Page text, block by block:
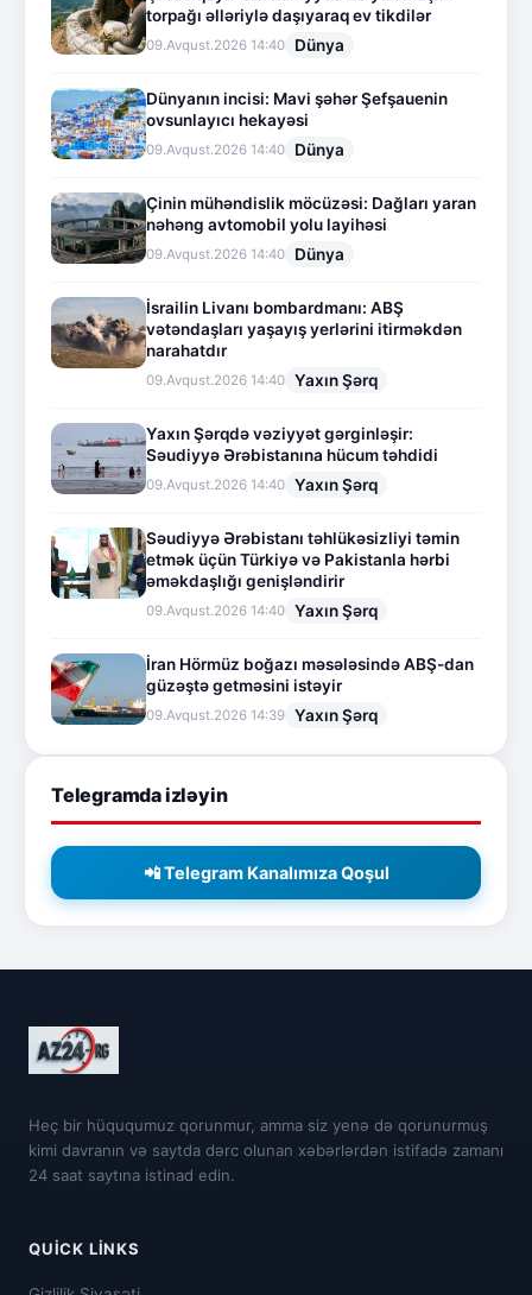
torpağı əlləriylə daşıyaraq ev tikdilər
09.Avqust.2026 14:40 Dünya
Dünyanın incisi: Mavi şəhər Şefşauenin
ovsunlayıcı hekayəsi
09.Avqust.2026 14:40 Dünya
Çinin mühəndislik möcüzəsi: Dağları yaran
nəhəng avtomobil yolu layihəsi
09.Avqust.2026 14:40 Dünya
İsrailin Livanı bombardmanı: ABŞ
vətəndaşları yaşayış yerlərini itirməkdən
narahatdır
09.Avqust.2026 14:40 Yaxın Şərq
Yaxın Şərqdə vəziyyət gərginləşir:
Səudiyyə Ərəbistanına hücum təhdidi
09.Avqust.2026 14:40 Yaxın Şərq
Səudiyyə Ərəbistanı təhlükəsizliyi təmin
etmək üçün Türkiyə və Pakistanla hərbi
əməkdaşlığı genişləndirir
09.Avqust.2026 14:40 Yaxın Şərq
İran Hörmüz boğazı məsələsində ABŞ-dan
güzəştə getməsini istəyir
09.Avqust.2026 14:39 Yaxın Şərq
Telegramda izləyin
📲 Telegram Kanalımıza Qoşul
Heç bir hüququmuz qorunmur, amma siz yenə də qorunurmuş
kimi davranın və saytda dərc olunan xəbərlərdən istifadə zamanı
24 saat saytına istinad edin.
QUICK LINKS